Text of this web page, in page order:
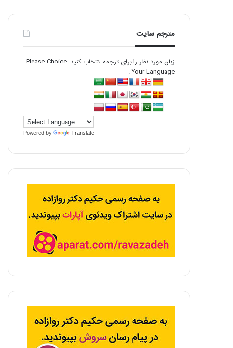
مترجم سایت
زبان مورد نظر را برای ترجمه انتخاب کنید. Please Choice
Your Language :
Powered by Translate